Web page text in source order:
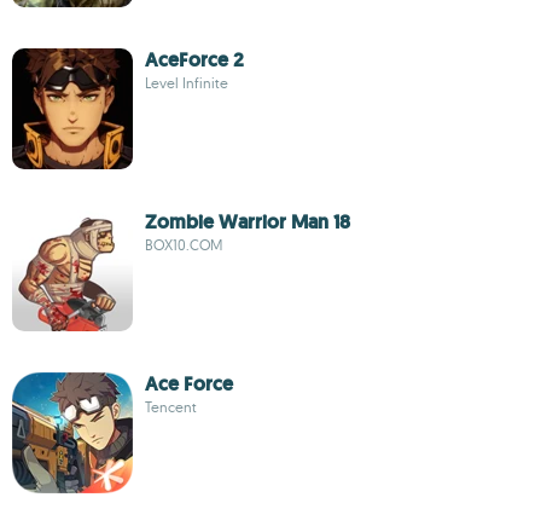
AceForce 2
Level Infinite
Zombie Warrior Man 18
BOX10.COM
Ace Force
Tencent